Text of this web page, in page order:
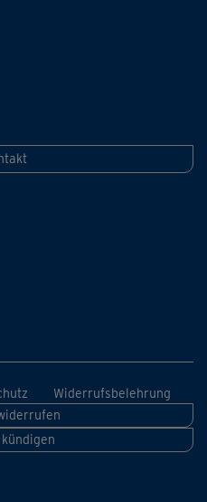
Widerrufsbelehrung